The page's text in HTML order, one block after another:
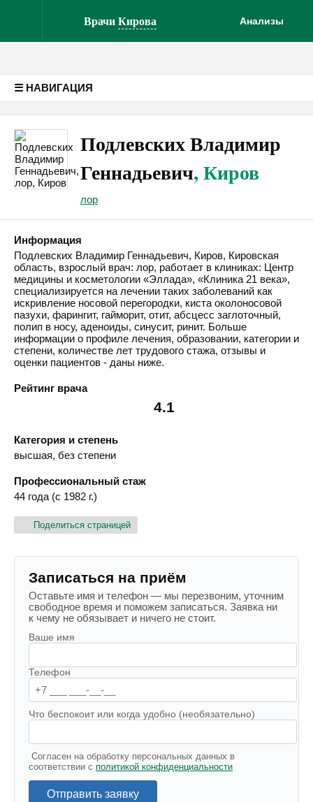
ВрачиКирова Анализы
☰ НАВИГАЦИЯ
Подлевских Владимир
Геннадьевич, Киров
лор
Информация
Подлевских Владимир Геннадьевич, Киров, Кировская
область, взрослый врач: лор, работает в клиниках: Центр
медицины и косметологии «Эллада», «Клиника 21 века»,
специализируется на лечении таких заболеваний как
искривление носовой перегородки, киста околоносовой
пазухи, фарингит, гайморит, отит, абсцесс заглоточный,
полип в носу, аденоиды, синусит, ринит. Больше
информации о профиле лечения, образовании, категории и
степени, количестве лет трудового стажа, отзывы и
оценки пациентов - даны ниже.
Рейтинг врача
4.1
Категория и степень
высшая, без степени
Профессиональный стаж
44 года (с 1982 г.)
Поделиться страницей
Записаться на приём
Оставьте имя и телефон — мы перезвоним, уточним
свободное время и поможем записаться. Заявка ни
к чему не обязывает и ничего не стоит.
Ваше имя
Телефон
Что беспокоит или когда удобно (необязательно)
Согласен на обработку персональных данных в
соответствии с политикой конфиденциальности
Отправить заявку